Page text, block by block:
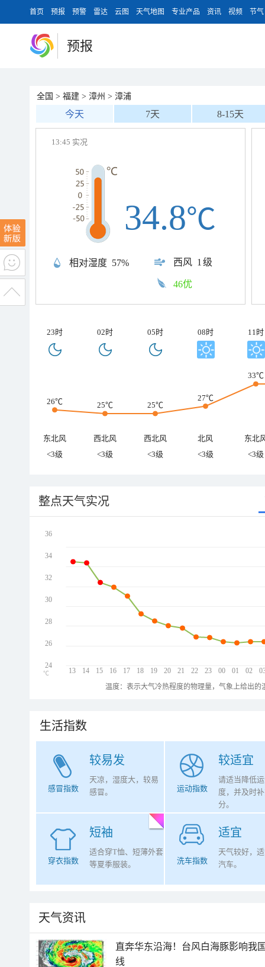
首页 预报 预警 雷达 云图 天气地图 专业产品 资讯 视频 节气
预报
全国 > 福建 > 漳州 > 漳浦
今天 7天 8-15天
13:45 实况
相对湿度 57% 西风 1级
34.8℃
46优
23时 02时 05时 08时 11时
26℃ 25℃ 25℃
27℃
33℃
东北风 西北风 西北风 北风
东北
<3级
<3级 <3级 <3级 <3级
整点天气实况
13 14 15 16 17 18 19 20 21 22 23 00 01 02
36
34
32
30
28
26
24
℃
温度：表示大气冷热程度的物理量，气象上给出
生活指数
较易发
感冒指数
天凉，湿度大，较易
感冒。
较适宜
运动指数
请适当降低
度，并及时
分。
短袖
穿衣指数
适合穿T恤、短薄外套
等夏季服装。
适宜
洗车指数
天气较好，
汽车。
天气资讯
直奔华东沿海！台风白海豚影响我
线